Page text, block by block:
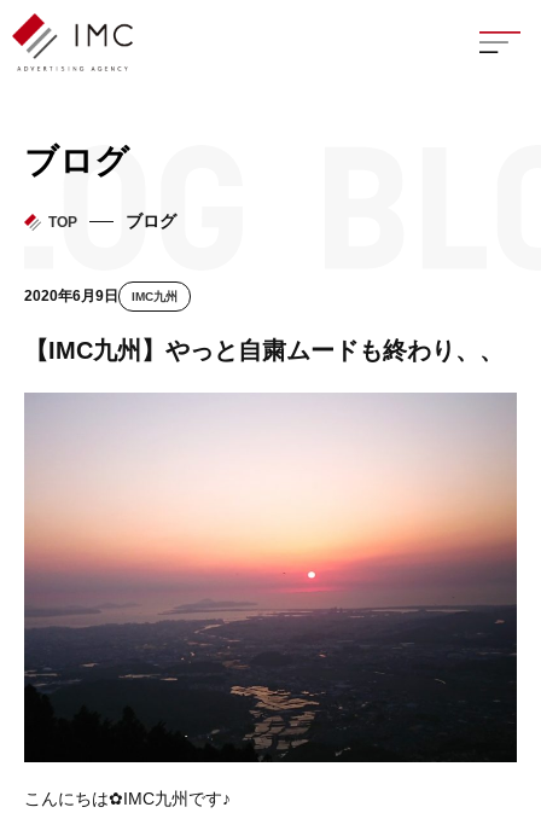
座談
ブログ
TOP ブログ
2020年6月9日 IMC九州
【IMC九州】やっと自粛ムードも終わり、、
こんにちは✿IMC九州です♪